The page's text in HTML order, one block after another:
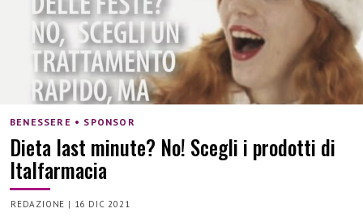
BENESSERE • SPONSOR
Dieta last minute? No! Scegli i prodotti di
Italfarmacia
REDAZIONE | 16 DIC 2021